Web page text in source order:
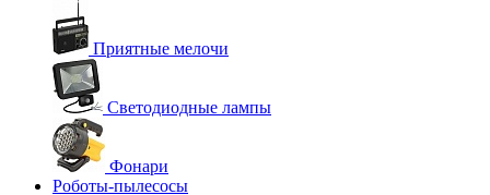
Приятные мелочи
Светодиодные лампы
Фонари
Роботы-пылесосы